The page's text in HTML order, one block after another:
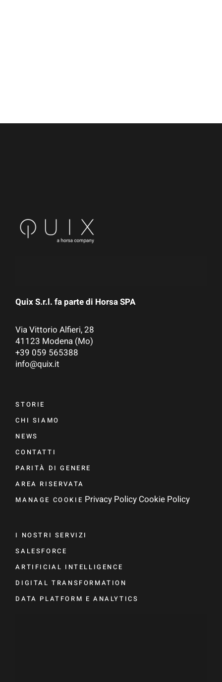
Quix S.r.l. fa parte di Horsa SPA
Via Vittorio Alfieri, 28
41123 Modena (Mo)
+39 059 565388
info@quix.it
STORIE
CHI SIAMO
NEWS
CONTATTI
PARITÀ DI GENERE
AREA RISERVATA
MANAGE COOKIE Privacy Policy Cookie Policy
I NOSTRI SERVIZI
SALESFORCE
ARTIFICIAL INTELLIGENCE
DIGITAL TRANSFORMATION
DATA PLATFORM E ANALYTICS